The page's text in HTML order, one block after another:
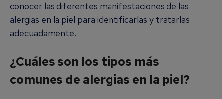
conocer las diferentes manifestaciones de las
alergias en la piel para identificarlas y tratarlas
adecuadamente.
¿Cuáles son los tipos más
comunes de alergias en la piel?